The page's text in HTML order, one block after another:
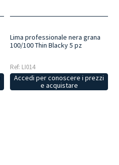
Lima professionale nera grana
100/100 Thin Blacky 5 pz
Ref: LI014
Accedi per conoscere i prezzi
e acquistare